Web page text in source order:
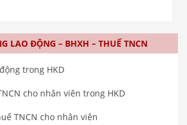
LAO ĐỘNG – BHXH – THUẾ TNCN
trong HKD
cho nhân viên trong HKD
TNCN cho nhân viên